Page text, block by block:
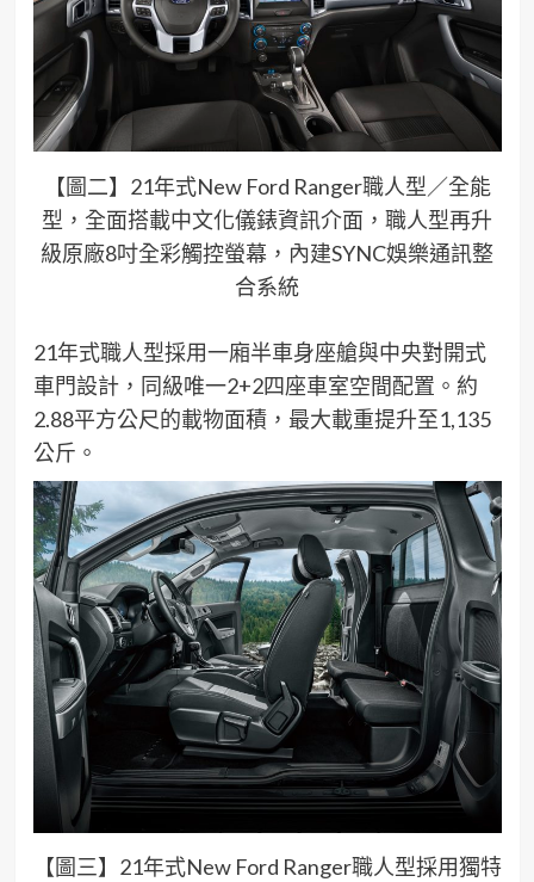
【圖二】21年式New Ford Ranger職人型／全能
型，全面搭載中文化儀錶資訊介面，職人型再升
級原廠8吋全彩觸控螢幕，內建SYNC娛樂通訊整
合系統
21年式職人型採用一廂半車身座艙與中央對開式
車門設計，同級唯一2+2四座車室空間配置。約
2.88平方公尺的載物面積，最大載重提升至1,135
公斤。
【圖三】21年式New Ford Ranger職人型採用獨特